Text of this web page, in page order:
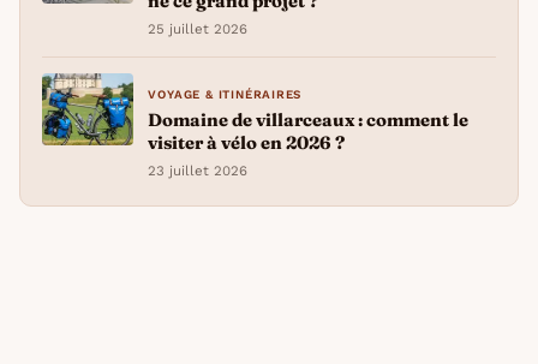
25 juillet 2026
VOYAGE & ITINÉRAIRES
Domaine de villarceaux : comment le
visiter à vélo en 2026 ?
23 juillet 2026